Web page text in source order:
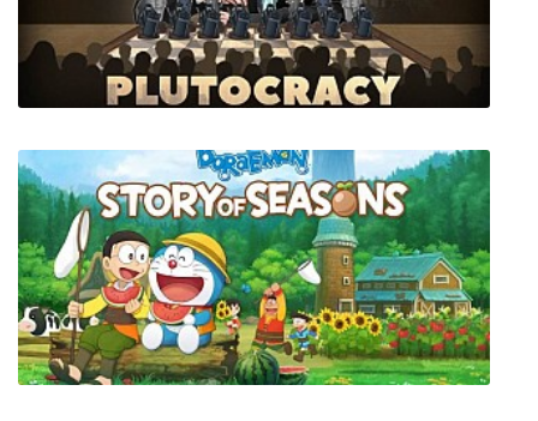
Software Inc.
Plutocracy